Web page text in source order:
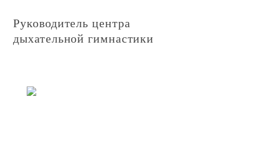
Руководитель центра
дыхательной гимнастики